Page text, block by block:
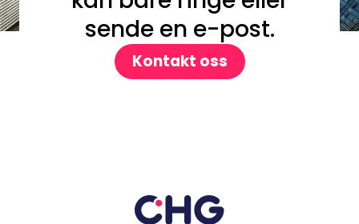
sende en e-post.
Kontakt oss